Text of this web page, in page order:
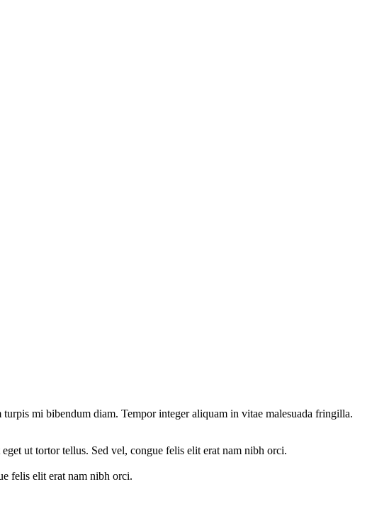
mi bibendum diam. Tempor integer aliquam in vitae malesuada fringilla.
ut tortor tellus. Sed vel, congue felis elit erat nam nibh orci.
felis elit erat nam nibh orci.